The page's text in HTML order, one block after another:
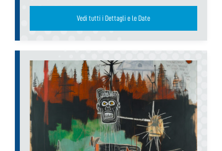
Vedi tutti i Dettagli e le Date